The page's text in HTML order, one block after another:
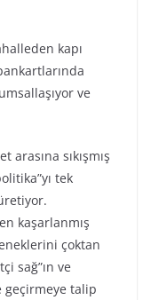
kapı
ve
sıkışmış
tek
kaşarlanmış
çoktan
sağ”ın ve
geçirmeye talip